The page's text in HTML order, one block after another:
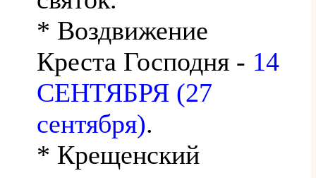
* Воздвижение
Креста Господня - 14
СЕНТЯБРЯ (27
сентября).
* Крещенский